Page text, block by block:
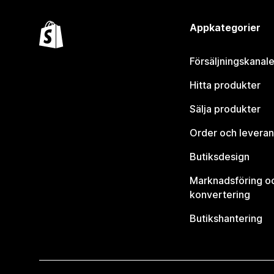
Appkategorier
Hitta produkter
Sälja produkter
Order och
Butiksdesign
Marknadsföring
konvertering
Butikshantering